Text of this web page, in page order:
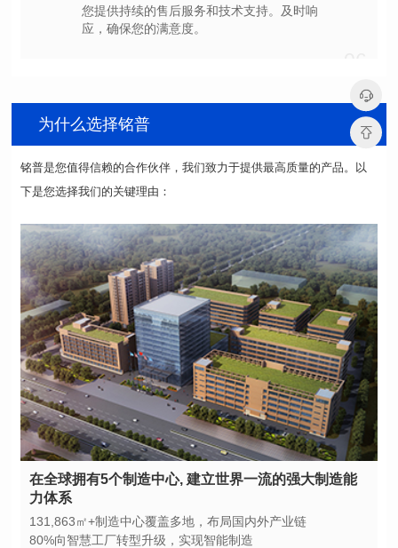
应，确保您的满意度。
为什么选择铭普
下是您选择我们的关键理由：
力体系
131,863㎡+制造中心覆盖多地，布局国内外产业链
80%向智慧工厂转型升级，实现智能制造